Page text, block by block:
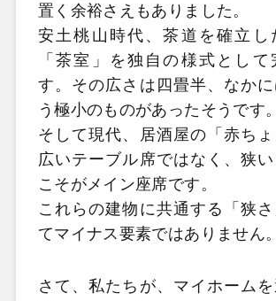
置く余裕さえもありました。
安土桃山時代、茶道を確立し
「茶室」を独自の様式として
す。その広さは四畳半、なか
う極小のものがあったそうです。
そして現代、居酒屋の「赤ち
広いテーブル席ではなく、狭
こそがメイン座席です。
これらの建物に共通する「狭
てマイナス要素ではありません。
さて、私たちが、マイホームを